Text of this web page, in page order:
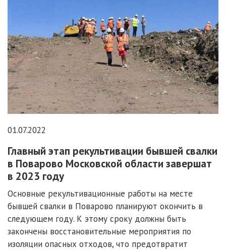
01.07.2022
Главный этап рекультивации бывшей свалки
в Поварово Московской области завершат
в 2023 году
Основные рекультивационные работы на месте
бывшей свалки в Поварово планируют окончить в
следующем году. К этому сроку должны быть
закончены восстановительные мероприятия по
изоляции опасных отходов, что предотвратит